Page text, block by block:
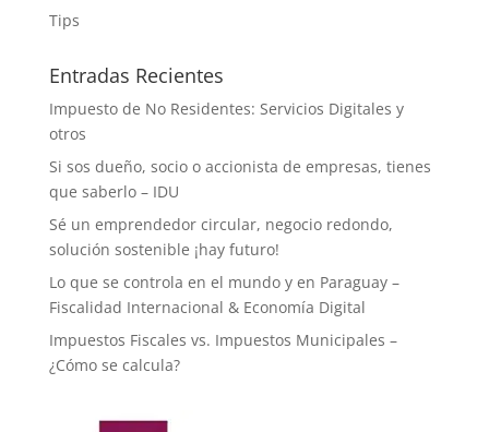
Tips
Entradas Recientes
Impuesto de No Residentes: Servicios Digitales y
otros
Si sos dueño, socio o accionista de empresas, tienes
que saberlo – IDU
Sé un emprendedor circular, negocio redondo,
solución sostenible ¡hay futuro!
Lo que se controla en el mundo y en Paraguay –
Fiscalidad Internacional & Economía Digital
Impuestos Fiscales vs. Impuestos Municipales –
¿Cómo se calcula?